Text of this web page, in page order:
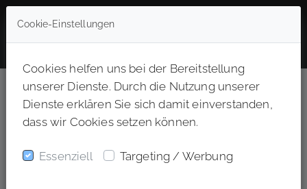
Duales Studium Bachelor of Arts
Fitnessökonomie (m/w/d)- 49624
Bremer Straße 2-4, 49624 Löningen,
Vollzeit
Cookie-Einstellungen
Cookies helfen uns bei der Bereitstellung
unserer Dienste. Durch die Nutzung unserer
Dienste erklären Sie sich damit einverstanden,
dass wir Cookies setzen können.
Essenziell Targeting / Werbung